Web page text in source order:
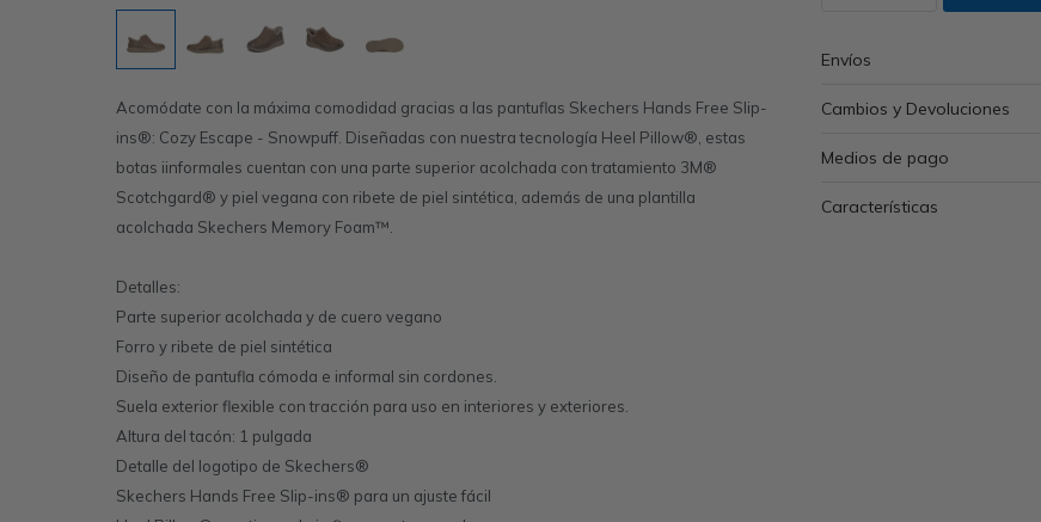
Acomódate con la máxima comodidad gracias a las pantuflas Skechers Hands Free Slip-
ins®: Cozy Escape - Snowpuff. Diseñadas con nuestra tecnología Heel Pillow®, estas
botas iinformales cuentan con una parte superior acolchada con tratamiento 3M®
Scotchgard® y piel vegana con ribete de piel sintética, además de una plantilla
acolchada Skechers Memory Foam™.
Detalles:
Parte superior acolchada y de cuero vegano
Forro y ribete de piel sintética
Diseño de pantufla cómoda e informal sin cordones.
Suela exterior flexible con tracción para uso en interiores y exteriores.
Altura del tacón: 1 pulgada
Detalle del logotipo de Skechers®
Skechers Hands Free Slip-ins® para un ajuste fácil
Envíos
Cambios y Devoluciones
Medios de pago
Características